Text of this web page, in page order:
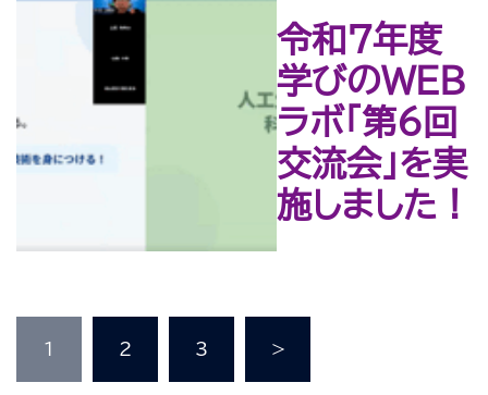
令和７年度
学びのWEB
ラボ「第６回
交流会」を実
施しました！
1 2 3 >